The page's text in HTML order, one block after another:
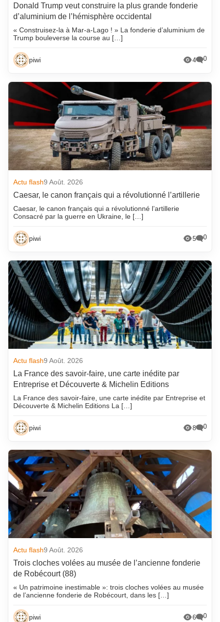
Donald Trump veut construire la plus grande fonderie
d’aluminium de l’hémisphère occidental
« Construisez-la à Mar-a-Lago ! » La fonderie d’aluminium de
Trump bouleverse la course au […]
piwi 4 0
Actu flash9 Août. 2026
Caesar, le canon français qui a révolutionné l’artillerie
Caesar, le canon français qui a révolutionné l’artillerie
Consacré par la guerre en Ukraine, le […]
piwi 5 0
Actu flash9 Août. 2026
La France des savoir-faire, une carte inédite par
Entreprise et Découverte & Michelin Editions
La France des savoir-faire, une carte inédite par Entreprise et
Découverte & Michelin Editions La […]
piwi 8 0
Actu flash9 Août. 2026
Trois cloches volées au musée de l’ancienne fonderie
de Robécourt (88)
« Un patrimoine inestimable »: trois cloches volées au musée
de l’ancienne fonderie de Robécourt, dans les […]
piwi 6 0